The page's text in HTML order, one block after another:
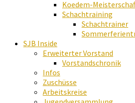
Koedem-
Schachtraining
Schachtrainer
SJB Inside
Erweiterter Vorstand
Vorstandschronik
Infos
Zuschüsse
Arbeitskreise